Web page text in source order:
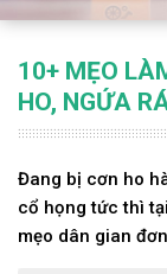
10+ MẸO
HO, NGỨA
Đang bị cơn ho
cổ họng tức thì
mẹo dân gian